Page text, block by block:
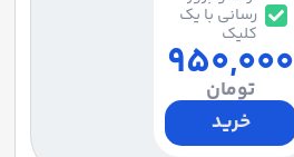
رسانی با یک
کلیک
950,000
تومان
خرید